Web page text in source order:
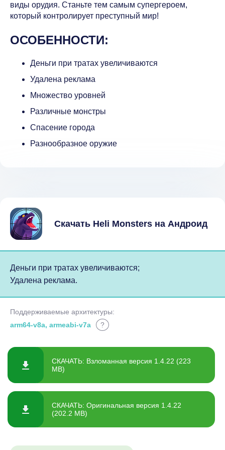
виды орудия. Станьте тем самым супергероем,
который контролирует преступный мир!
ОСОБЕННОСТИ:
Деньги при тратах увеличиваются
Удалена реклама
Множество уровней
Различные монстры
Спасение города
Разнообразное оружие
Скачать Heli Monsters на Андроид
Деньги при тратах увеличиваются;
Удалена реклама.
Поддерживаемые архитектуры:
arm64-v8a, armeabi-v7a
?
СКАЧАТЬ: Взломанная версия 1.4.22 (223
MB)
СКАЧАТЬ: Оригинальная версия 1.4.22
(202.2 MB)